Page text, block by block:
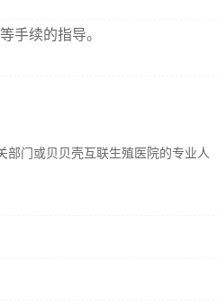
手续的指导。
门或贝贝壳互联生殖医院的专业人